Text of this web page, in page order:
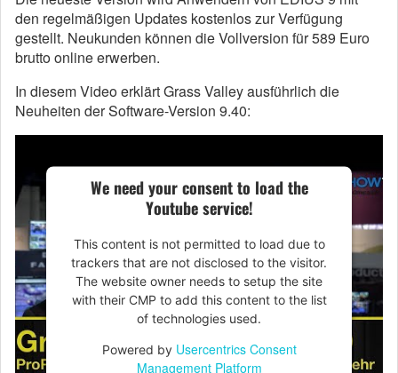
den regelmäßigen Updates kostenlos zur Verfügung
gestellt. Neukunden können die Vollversion für 589 Euro
brutto online erwerben.
In diesem Video erklärt Grass Valley ausführlich die
Neuheiten der Software-Version 9.40:
We need your consent to load the
Youtube service!
This content is not permitted to load due to
trackers that are not disclosed to the visitor.
The website owner needs to setup the site
with their CMP to add this content to the list
of technologies used.
Powered by Usercentrics Consent
Management Platform